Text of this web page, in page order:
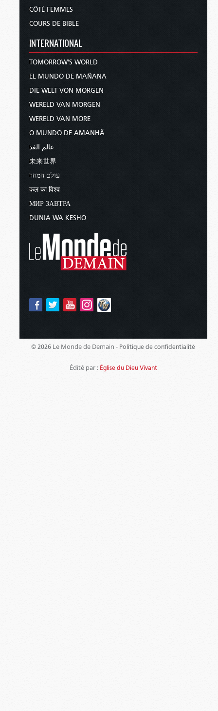
CÔTÉ FEMMES
COURS DE BIBLE
INTERNATIONAL
TOMORROW'S WORLD
EL MUNDO DE MAÑANA
DIE WELT VON MORGEN
WERELD VAN MORGEN
WERELD VAN MORE
O MUNDO DE AMANHÃ
عالم الغد
未来世界
עולם המחר
कल का विश्व
МИР ЗАВТРА
DUNIA WA KESHO
© 2026 Le Monde de Demain - Politique de confidentialité
Édité par : Église du Dieu Vivant